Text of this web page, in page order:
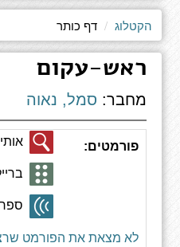
הקטלוג דף כותר
ראש-עקום
מחבר: סמל, נאוה
פורמטים:
לא מצאת את הפורמט